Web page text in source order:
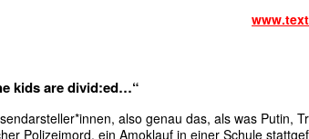
kids are divid:ed…“
also genau das, als was Putin,
Polizeimord, ein Amoklauf in einer Schule